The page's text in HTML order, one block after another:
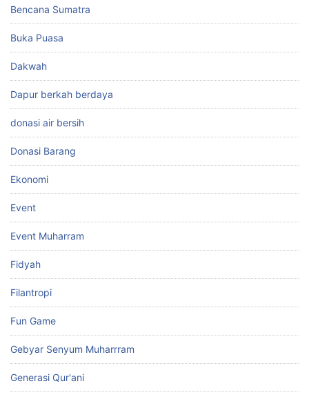
Bencana Sumatra
Buka Puasa
Dakwah
Dapur berkah berdaya
donasi air bersih
Donasi Barang
Ekonomi
Event
Event Muharram
Fidyah
Filantropi
Fun Game
Gebyar Senyum Muharrram
Generasi Qur'ani